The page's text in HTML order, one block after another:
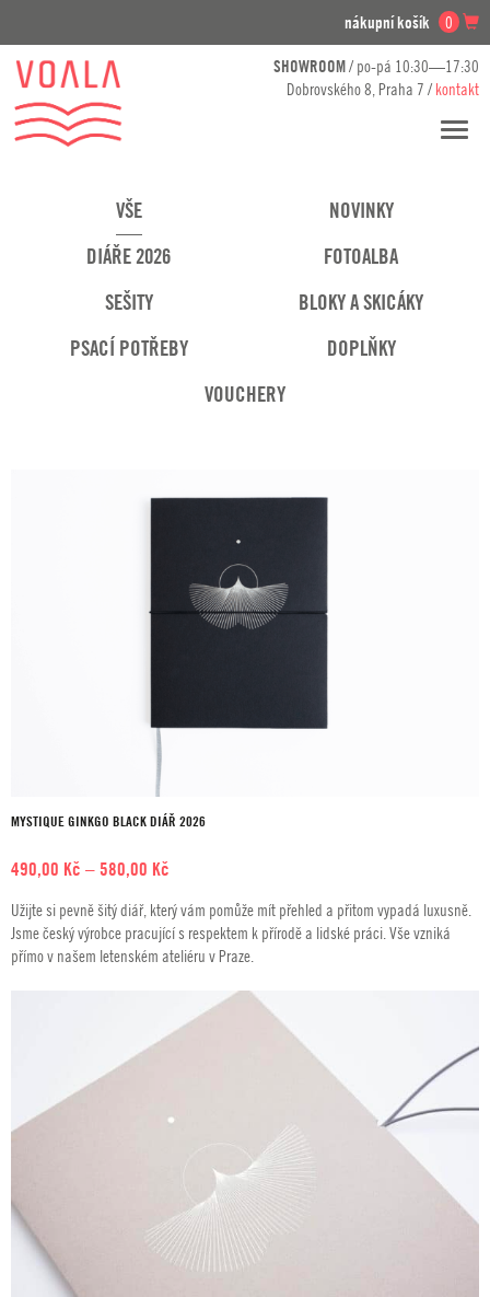
nákupní košík 0
SHOWROOM/ po-pá 10:30—17:30
Dobrovského 8, Praha 7 /kontakt
VŠE
NOVINKY
DIÁŘE 2026
FOTOALBA
SEŠITY
BLOKY A SKICÁKY
PSACÍ POTŘEBY
DOPLŇKY
VOUCHERY
MYSTIQUE GINKGO BLACK DIÁŘ 2026
490,00 Kč –580,00 Kč
490,00 Kč
až
Užijte si pevně šitý diář, který vám pomůže mít přehled a přitom vypadá luxusně.
Jsme český výrobce pracující s respektem k přírodě a lidské práci. Vše vzniká
přímo v našem letenském ateliéru v Praze.